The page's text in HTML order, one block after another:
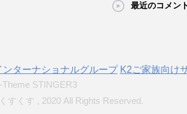
最近のコメン
ンターナショナルグループ K2ご家族向け
STINGER3
すくす , 2020 All Rights Reserved.